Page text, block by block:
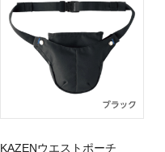
KAZENウエストポーチ